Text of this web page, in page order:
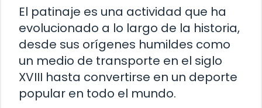
El patinaje es una actividad que ha
evolucionado a lo largo de la historia,
desde sus orígenes humildes como
un medio de transporte en el siglo
XVIII hasta convertirse en un deporte
popular en todo el mundo.